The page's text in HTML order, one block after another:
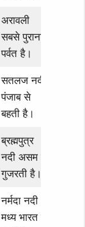
अरावली
सबसे पुराना
पर्वत है।
सतलज नदी
पंजाब से
बहती है।
ब्रह्मपुत्र
नदी असम से
गुजरती है।
नर्मदा नदी
मध्य भारत में